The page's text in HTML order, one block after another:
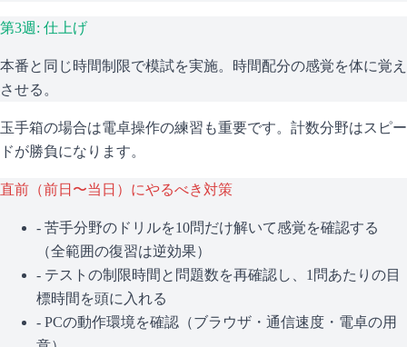
第3週: 仕上げ
本番と同じ時間制限で模試を実施。時間配分の感覚を体に覚え
させる。
玉手箱の場合は電卓操作の練習も重要です。計数分野はスピー
ドが勝負になります。
直前（前日〜当日）にやるべき対策
- 苦手分野のドリルを10問だけ解いて感覚を確認する
（全範囲の復習は逆効果）
- テストの制限時間と問題数を再確認し、1問あたりの目
標時間を頭に入れる
- PCの動作環境を確認（ブラウザ・通信速度・電卓の用